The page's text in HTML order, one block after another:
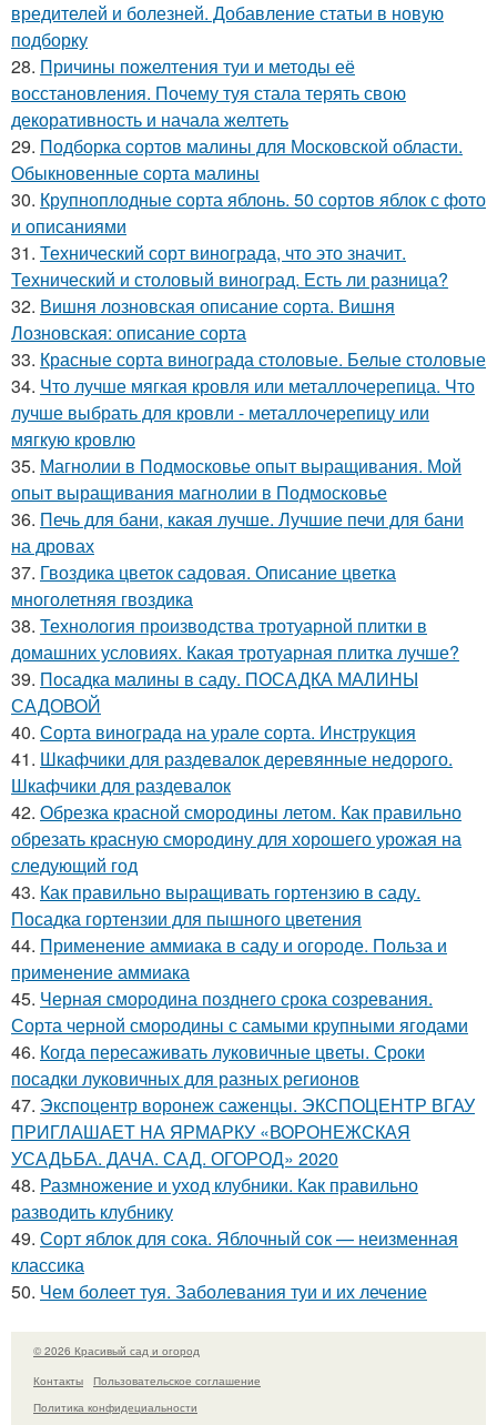
вредителей и болезней. Добавление статьи в новую
подборку
28. Причины пожелтения туи и методы её
восстановления. Почему туя стала терять свою
декоративность и начала желтеть
29. Подборка сортов малины для Московской области.
Обыкновенные сорта малины
30. Крупноплодные сорта яблонь. 50 сортов яблок с фото
и описаниями
31. Технический сорт винограда, что это значит.
Технический и столовый виноград. Есть ли разница?
32. Вишня лозновская описание сорта. Вишня
Лозновская: описание сорта
33. Красные сорта винограда столовые. Белые столовые
34. Что лучше мягкая кровля или металлочерепица. Что
лучше выбрать для кровли - металлочерепицу или
мягкую кровлю
35. Магнолии в Подмосковье опыт выращивания. Мой
опыт выращивания магнолии в Подмосковье
36. Печь для бани, какая лучше. Лучшие печи для бани
на дровах
37. Гвоздика цветок садовая. Описание цветка
многолетняя гвоздика
38. Технология производства тротуарной плитки в
домашних условиях. Какая тротуарная плитка лучше?
39. Посадка малины в саду. ПОСАДКА МАЛИНЫ
САДОВОЙ
40. Сорта винограда на урале сорта. Инструкция
41. Шкафчики для раздевалок деревянные недорого.
Шкафчики для раздевалок
42. Обрезка красной смородины летом. Как правильно
обрезать красную смородину для хорошего урожая на
следующий год
43. Как правильно выращивать гортензию в саду.
Посадка гортензии для пышного цветения
44. Применение аммиака в саду и огороде. Польза и
применение аммиака
45. Черная смородина позднего срока созревания.
Сорта черной смородины с самыми крупными ягодами
46. Когда пересаживать луковичные цветы. Сроки
посадки луковичных для разных регионов
47. Экспоцентр воронеж саженцы. ЭКСПОЦЕНТР ВГАУ
ПРИГЛАШАЕТ НА ЯРМАРКУ «ВОРОНЕЖСКАЯ
УСАДЬБА. ДАЧА. САД. ОГОРОД» 2020
48. Размножение и уход клубники. Как правильно
разводить клубнику
49. Сорт яблок для сока. Яблочный сок — неизменная
классика
50. Чем болеет туя. Заболевания туи и их лечение
© 2026 Красивый сад и огород
Контакты
Пользовательское соглашение
Политика конфидециальности